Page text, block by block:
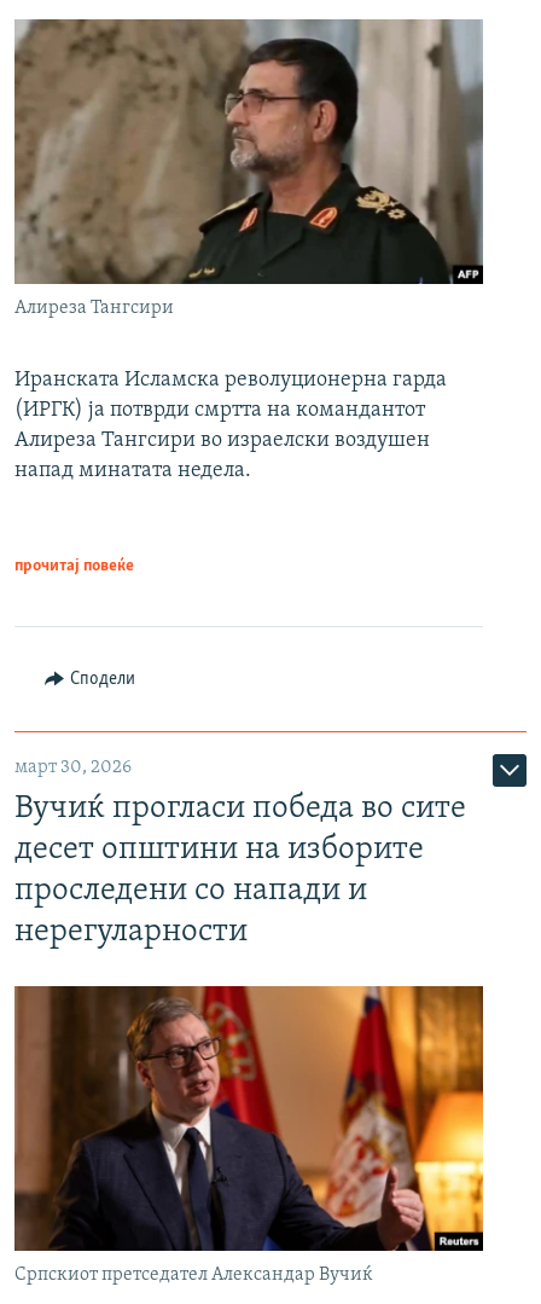
Алиреза Тангсири
Иранската Исламска револуционерна гарда
(ИРГК) ја потврди смртта на командантот
Алиреза Тангсири во израелски воздушен
напад минатата недела.
прочитај повеќе
Сподели
март 30, 2026
Вучиќ прогласи победа во сите
десет општини на изборите
проследени со напади и
нерегуларности
Српскиот претседател Александар Вучиќ